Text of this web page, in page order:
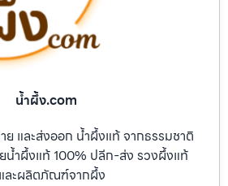
น้ำผึ้ง.com
และส่งออก น้ำผึ้งแท้ จากธรรมชาติ
ำผึ้งแท้ 100% ปลีก-ส่ง รวงผึ้งแท้
ละผลิตภัณฑ์จากผึ้ง